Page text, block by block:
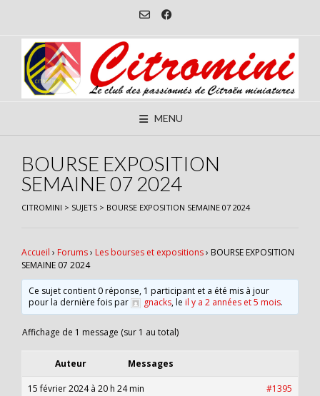
content
MENU
BOURSE EXPOSITION
SEMAINE 07 2024
CITROMINI > SUJETS > BOURSE EXPOSITION SEMAINE 07 2024
Accueil › Forums› Les bourses et expositions› BOURSE EXPOSITION
SEMAINE 07 2024
Ce sujet contient 0 réponse, 1 participant et a été mis à jour
pour la dernière fois par
gnacks, leil y a 2 années et 5 mois.
Affichage de 1 message (sur 1 au total)
Auteur Messages
15 février 2024 à 20 h 24 min #1395